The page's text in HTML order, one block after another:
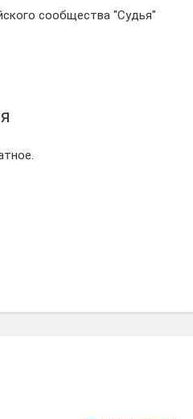
сообщества "Судья"